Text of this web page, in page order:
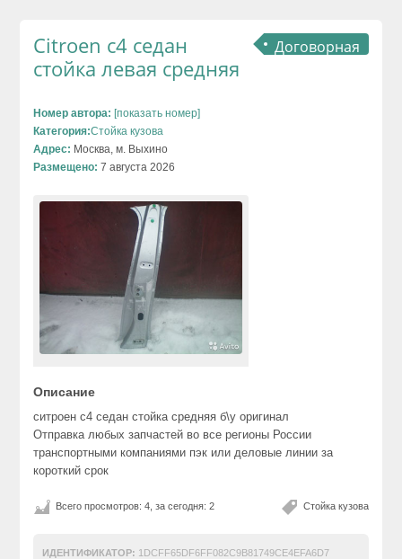
Договорная
Citroen c4 седан
стойка левая средняя
Номер автора: [показать номер]
Категория:Стойка кузова
Адрес: Москва, м. Выхино
Размещено: 7 августа 2026
Описание
ситроен с4 седан стойка средняя б\у оригинал
Отправка любых запчастей во все регионы России
транспортными компаниями пэк или деловые линии за
короткий срок
Стойка кузова
Всего просмотров: 4, за сегодня: 2
ИДЕНТИФИКАТОР: 1DCFF65DF6FF082C9B81749CE4EFA6D7